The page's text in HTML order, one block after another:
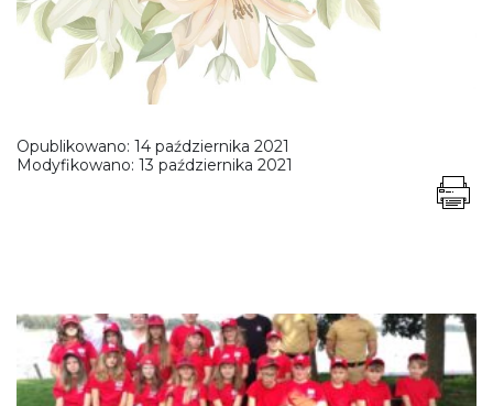
Opublikowano: 14 października 2021
Modyfikowano: 13 października 2021